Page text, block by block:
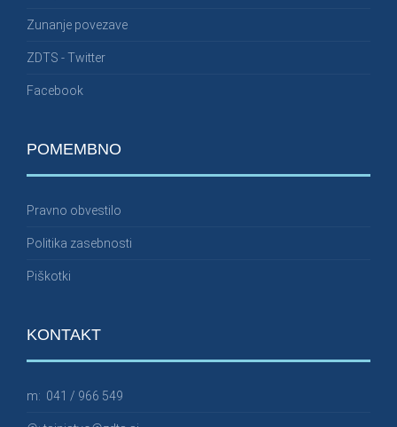
Zunanje povezave
ZDTS - Twitter
Facebook
POMEMBNO
Pravno obvestilo
Politika zasebnosti
Piškotki
KONTAKT
m: 041 / 966 549